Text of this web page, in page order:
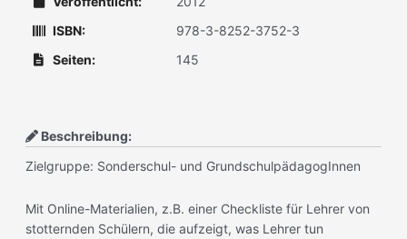
ISBN:
978-3-8252-3752-3
Seiten:
145
Beschreibung:
Zielgruppe: Sonderschul- und GrundschulpädagogInnen
Mit Online-Materialien, z.B. einer Checkliste für Lehrer von
stotternden Schülern, die aufzeigt, was Lehrer tun